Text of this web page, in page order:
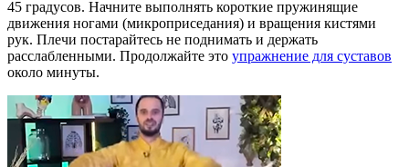
45 градусов. Начните выполнять короткие пружинящие
движения ногами (микроприседания) и вращения кистями
рук. Плечи постарайтесь не поднимать и держать
расслабленными. Продолжайте это упражнение для суставов
около минуты.